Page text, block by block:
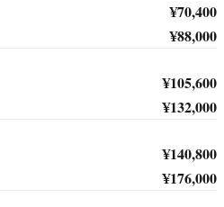
¥70,400
¥88,000
¥105,600
¥132,000
¥140,800
¥176,000